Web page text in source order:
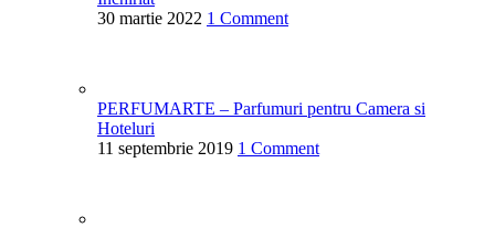
30 martie 2022 1 Comment
PERFUMARTE – Parfumuri pentru Camera si
Hoteluri
11 septembrie 2019 1 Comment